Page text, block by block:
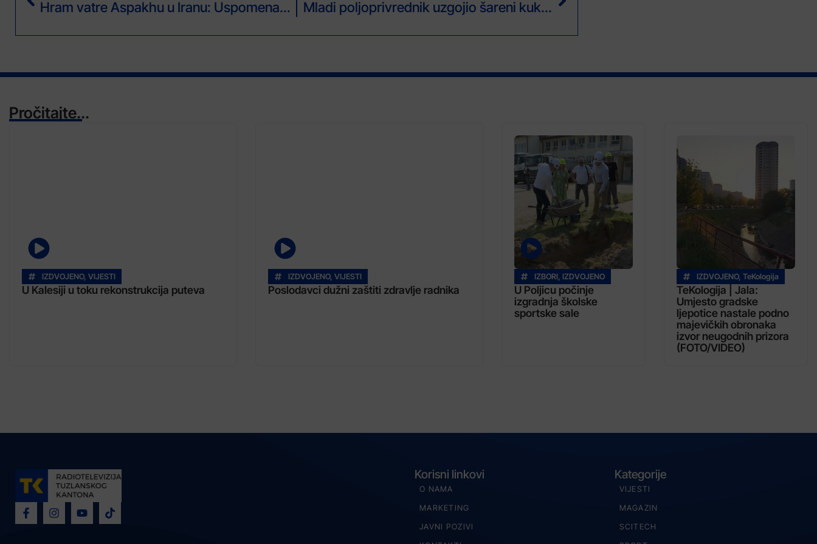
Hram vatre Aspakhu u Iranu: Uspomena na dinastiju Sasanida stara 1.750 godina Mladi poljoprivrednik uzgojio šareni kukuruz (FOTO)
Pročitajte...
IZDVOJENO, VIJESTI
U Kalesiji u toku rekonstrukcija puteva
IZDVOJENO, VIJESTI
Poslodavci dužni zaštiti zdravlje radnika
IZBORI, IZDVOJENO
U Poljicu počinje
izgradnja školske
sportske sale
IZDVOJENO, TeKologija
TeKologija | Jala:
Umjesto gradske
ljepotice nastale podno
majevičkih obronaka
izvor neugodnih prizora
(FOTO/VIDEO)
Korisni linkovi
O NAMA
MARKETING
JAVNI POZIVI
Kategorije
VIJESTI
MAGAZIN
SCITECH